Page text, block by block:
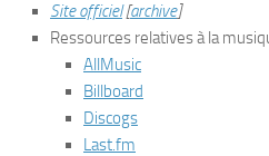
Site officiel[archive]
Ressources relatives à la
AllMusic
Billboard
Discogs
Last.fm